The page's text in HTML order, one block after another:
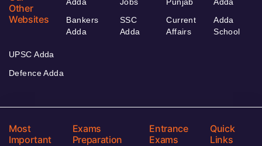
Other
Websites
Bankers
Adda
SSC
Adda
Current
Affairs
Adda
School
UPSC Adda
Defence Adda
Most
Important
Exams
Preparation
Entrance
Exams
Quick
Links